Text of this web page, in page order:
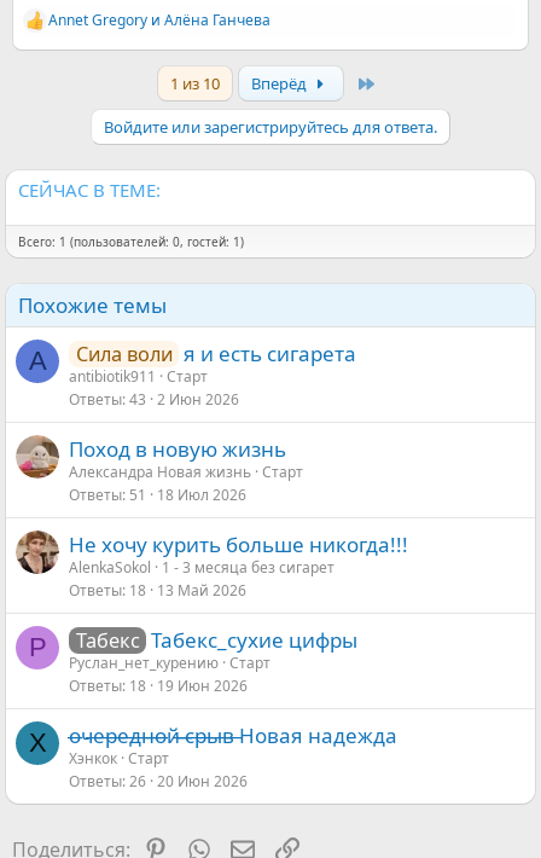
Р
е
Annet Gregory и Алёна Ганчева
1 из 10 Вперёд
Войдите или зарегистрируйтесь для ответа.
СЕЙЧАС В ТЕМЕ:
Всего: 1 (пользователей: 0, гостей: 1)
Похожие темы
A Сила воли я и есть сигарета
antibiotik911
Старт
Ответы 43 2 Июн 2026
Поход в новую жизнь
Александра Новая жизнь Старт
Ответы 51 18 Июл 2026
Не хочу курить больше никогда!!!
AlenkaSokol
1 - 3 месяца без сигарет
Ответы 18 13 Май 2026
Р Табекс Табекс_сухие цифры
Руслан_нет_курению Старт
Ответы 18 19 Июн 2026
Х о̶ч̶е̶р̶е̶д̶н̶о̶й̶ ̶̶с̶р̶ы̶в̶ Новая надежда
Хэнкок Старт
Ответы 26 20 Июн 2026
Поделиться: Pinterest
WhatsAppЭлектронная почта
Ссылка